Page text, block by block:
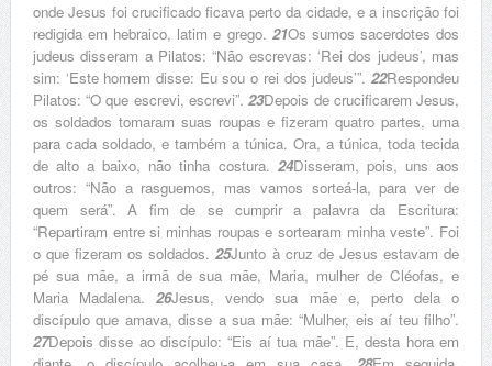
onde Jesus foi crucificado ficava perto da cidade, e a inscrição foi
redigida em hebraico, latim e grego. 21Os sumos sacerdotes dos
judeus disseram a Pilatos: “Não escrevas: ‘Rei dos judeus’, mas
sim: ‘Este homem disse: Eu sou o rei dos judeus’”. 22Respondeu
Pilatos: “O que escrevi, escrevi”.23Depois de crucificarem Jesus,
os soldados tomaram suas roupas e fizeram quatro partes, uma
para cada soldado, e também a túnica. Ora, a túnica, toda tecida
de alto a baixo, não tinha costura. 24Disseram, pois, uns aos
outros: “Não a rasguemos, mas vamos sorteá-la, para ver de
quem será”. A fim de se cumprir a palavra da Escritura:
“Repartiram entre si minhas roupas e sortearam minha veste”. Foi
o que fizeram os soldados.25Junto à cruz de Jesus estavam de
pé sua mãe, a irmã de sua mãe, Maria, mulher de Cléofas, e
Maria Madalena.26Jesus, vendo sua mãe e, perto dela o
discípulo que amava, disse a sua mãe: “Mulher, eis aí teu filho”.
27Depois disse ao discípulo: “Eis aí tua mãe”. E, desta hora em